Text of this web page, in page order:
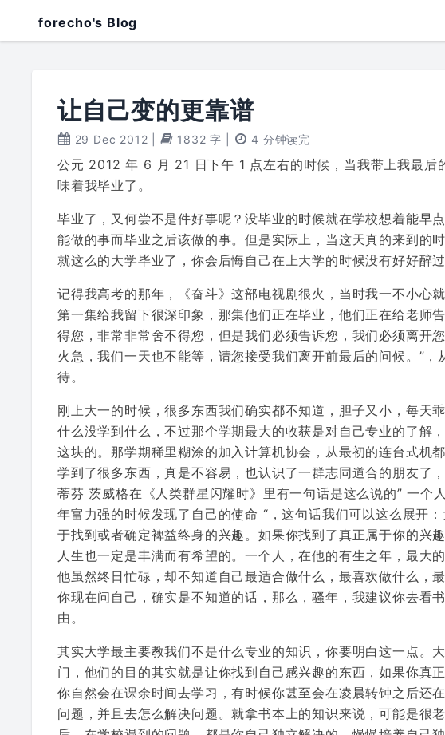
forecho's Blog
让自己变的更靠谱
29 Dec 2012 1832 字 4 分钟读完
公元 2012 年 6 月 21 日下午 1 点左右的时候，当我带上我最后
味着我毕业了。
毕业了，又何尝不是件好事呢？没毕业的时候就在学校想着能早
能做的事而毕业之后该做的事。但是实际上，当这天真的来到的
就这么的大学毕业了，你会后悔自己在上大学的时候没有好好醉
记得我高考的那年，《奋斗》这部电视剧很火，当时我一不小心
第一集给我留下很深印象，那集他们正在毕业，他们正在给老师
得您，非常非常舍不得您，但是我们必须告诉您，我们必须离开
火急，我们一天也不能等，请您接受我们离开前最后的问候。”
待。
刚上大一的时候，很多东西我们确实都不知道，胆子又小，每天
什么没学到什么，不过那个学期最大的收获是对自己专业的了解
这块的。那学期稀里糊涂的加入计算机协会，从最初的连台式机
学到了很多东西，真是不容易，也认识了一群志同道合的朋友了
蒂芬 茨威格在《人类群星闪耀时》里有一句话是这么说的” 一个
年富力强的时候发现了自己的使命 “，这句话我们可以这么展开
于找到或者确定裨益终身的兴趣。如果你找到了真正属于你的兴
人生也一定是丰满而有希望的。一个人，在他的有生之年，最大
他虽然终日忙碌，却不知道自己最适合做什么，最喜欢做什么，
你现在问自己，确实是不知道的话，那么，骚年，我建议你去看
由。
其实大学最主要教我们不是什么专业的知识，你要明白这一点。
门，他们的目的其实就是让你找到自己感兴趣的东西，如果你真
你自然会在课余时间去学习，有时候你甚至会在凌晨转钟之后还
问题，并且去怎么解决问题。就拿书本上的知识来说，可能是很